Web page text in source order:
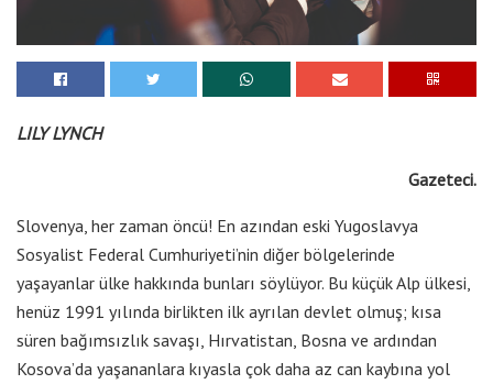
LILY LYNCH
Gazeteci.
Slovenya, her zaman öncü! En azından eski Yugoslavya
Sosyalist Federal Cumhuriyeti’nin diğer bölgelerinde
yaşayanlar ülke hakkında bunları söylüyor. Bu küçük Alp ülkesi,
henüz 1991 yılında birlikten ilk ayrılan devlet olmuş; kısa
süren bağımsızlık savaşı, Hırvatistan, Bosna ve ardından
Kosova’da yaşananlara kıyasla çok daha az can kaybına yol